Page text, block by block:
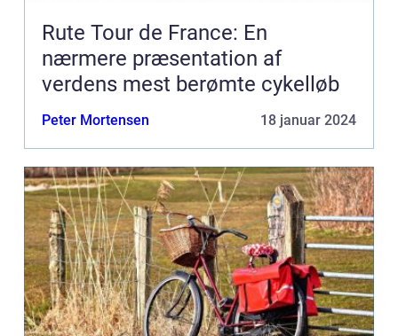
Rute Tour de France: En
nærmere præsentation af
verdens mest berømte cykelløb
Peter Mortensen 18 januar 2024